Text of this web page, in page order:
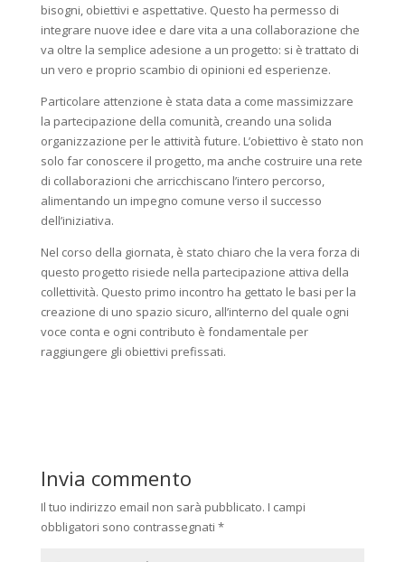
bisogni, obiettivi e aspettative. Questo ha permesso di
integrare nuove idee e dare vita a una collaborazione che
va oltre la semplice adesione a un progetto: si è trattato di
un vero e proprio scambio di opinioni ed esperienze.
Particolare attenzione è stata data a come massimizzare
la partecipazione della comunità, creando una solida
organizzazione per le attività future. L’obiettivo è stato non
solo far conoscere il progetto, ma anche costruire una rete
di collaborazioni che arricchiscano l’intero percorso,
alimentando un impegno comune verso il successo
dell’iniziativa.
Nel corso della giornata, è stato chiaro che la vera forza di
questo progetto risiede nella partecipazione attiva della
collettività. Questo primo incontro ha gettato le basi per la
creazione di uno spazio sicuro, all’interno del quale ogni
voce conta e ogni contributo è fondamentale per
raggiungere gli obiettivi prefissati.
Invia commento
Il tuo indirizzo email non sarà pubblicato. I campi
obbligatori sono contrassegnati *